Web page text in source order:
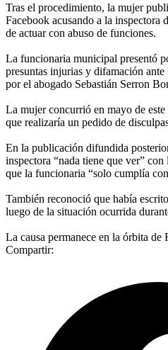
Tras el procedimiento, la mujer
Facebook acusando a la inspectora
de actuar con abuso de funciones.
La funcionaria municipal presentó
presuntas injurias y difamación ante
por el abogado Sebastián Serron
La mujer concurrió en mayo de
que realizaría un pedido de
En la publicación difundida
inspectora “nada tiene que ver”
que la funcionaria “solo cumplía
También reconoció que había
luego de la situación ocurrida
La causa permanece en la órbita de
Compartir: